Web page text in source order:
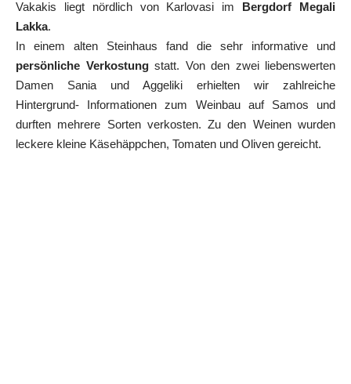
Vakakis liegt nördlich von Karlovasi im Bergdorf Megali
Lakka.
In einem alten Steinhaus fand die sehr informative und
persönliche Verkostungstatt. Von den zwei liebenswerten
Damen Sania und Aggeliki erhielten wir zahlreiche
Hintergrund- Informationen zum Weinbau auf Samos und
durften mehrere Sorten verkosten. Zu den Weinen wurden
leckere kleine Käsehäppchen, Tomaten und Oliven gereicht.